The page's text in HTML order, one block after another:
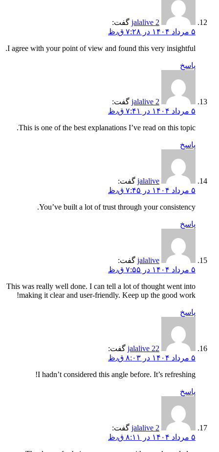
jalalive 2 گفت:
۵ مرداد ۱۴۰۴ در ۷:۲۸ ق٫ظ
I agree with your point of view and found this very insightful.
پاسخ
jalalive 2 گفت:
۵ مرداد ۱۴۰۴ در ۷:۴۱ ق٫ظ
This is one of the best explanations I’ve read on this topic.
پاسخ
jalalive گفت:
۵ مرداد ۱۴۰۴ در ۷:۴۵ ق٫ظ
You’ve built a lot of trust through your consistency.
پاسخ
jalalive گفت:
۵ مرداد ۱۴۰۴ در ۷:۵۵ ق٫ظ
This was really well done. I can tell a lot of thought went into
making it clear and user-friendly. Keep up the good work!
پاسخ
jalalive 22 گفت:
۵ مرداد ۱۴۰۴ در ۸:۰۳ ق٫ظ
I hadn’t considered this angle before. It’s refreshing!
پاسخ
jalalive 2 گفت:
۵ مرداد ۱۴۰۴ در ۸:۱۱ ق٫ظ